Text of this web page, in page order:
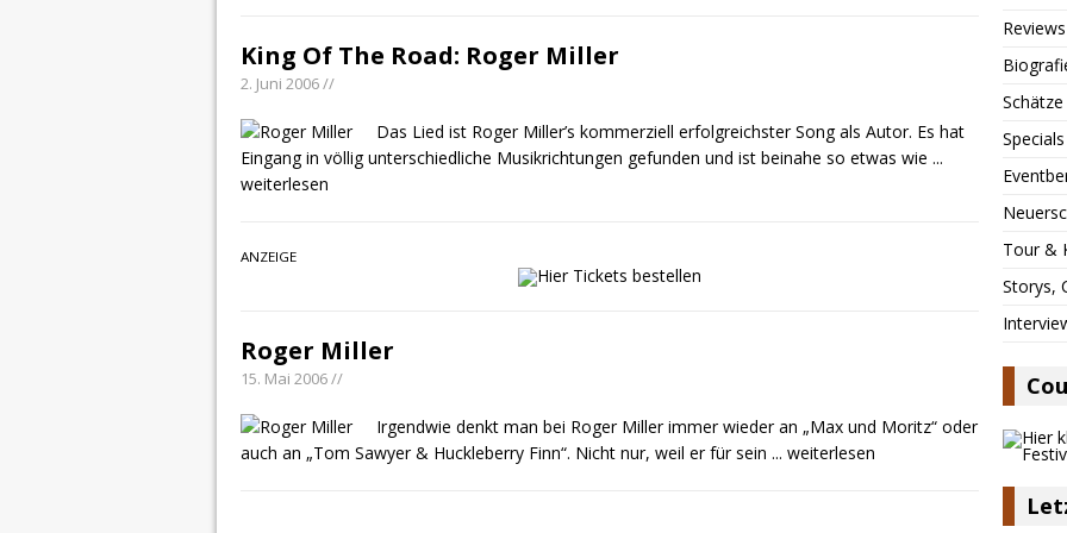
King Of The Road: Roger Miller
2. Juni 2006 //
Das Lied ist Roger Miller’s kommerziell erfolgreichster Song als Autor. Es hat
Eingang in völlig unterschiedliche Musikrichtungen gefunden und ist beinahe so etwas wie ...
weiterlesen
ANZEIGE
Roger Miller
15. Mai 2006 //
Irgendwie denkt man bei Roger Miller immer wieder an „Max und Moritz“ oder
auch an „Tom Sawyer & Huckleberry Finn“. Nicht nur, weil er für sein ... weiterlesen
Reviews
Specials
Tour &
Storys,